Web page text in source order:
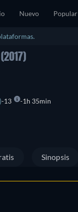
Nuevo Popular
(2017)
13 1h 35min
Sinopsis